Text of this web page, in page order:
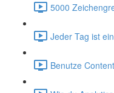
5000
Jeder Tag ist
Benutze